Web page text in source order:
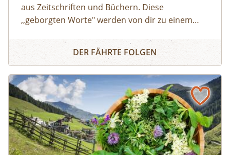
aus Zeitschriften und Büchern. Diese
,,geborgten Worte" werden von dir zu einem
Worte können herumgeschoben oder
zurechtgeschnitten werden, bis eine für dich
Collagetechnik entstehen Bilder im Kopf. Diese
Bilder und momentane Gefühle können im
Anschluss mit unterschiedlichen Materealien
auf Papier gemalt werden. Der zuvor
entstandene Text wird als Abschluss auf das
gemalte Bild geklebt.
Wort Collage
DER FÄHRTE FOLGEN